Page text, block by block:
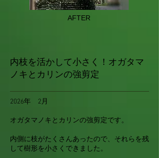
AFTER
内枝を活かして小さく！オガタマ
ノキとカリンの強剪定
2026年 2月
オガタマノキとカリンの強剪定です。
内側に枝がたくさんあったので、それらを残
して樹形を小さくできました。